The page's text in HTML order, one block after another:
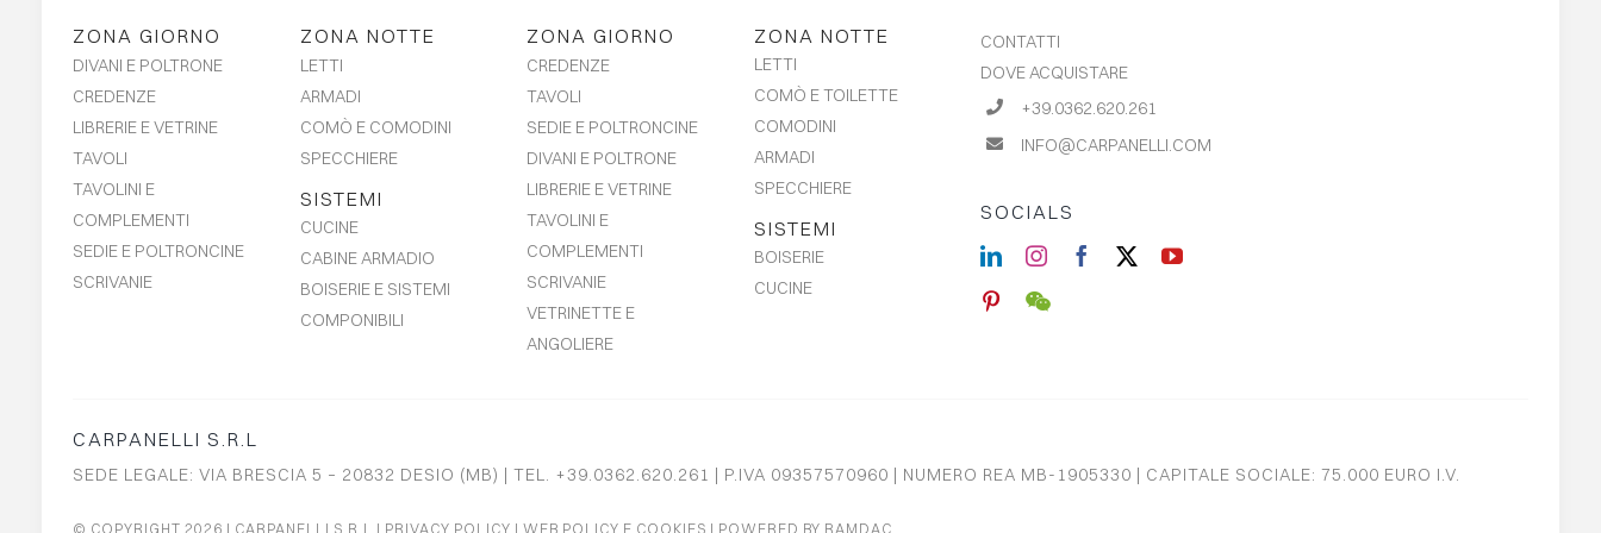
ZONA GIORNO
DIVANI E POLTRONE
CREDENZE
LIBRERIE E VETRINE
TAVOLI
TAVOLINI E
COMPLEMENTI
SEDIE E POLTRONCINE
SCRIVANIE
ZONA NOTTE
LETTI
ARMADI
COMÒ E COMODINI
SPECCHIERE
SISTEMI
CUCINE
CABINE ARMADIO
BOISERIE E SISTEMI
COMPONIBILI
ZONA GIORNO
CREDENZE
TAVOLI
SEDIE E POLTRONCINE
DIVANI E POLTRONE
LIBRERIE E VETRINE
TAVOLINI E
COMPLEMENTI
SCRIVANIE
VETRINETTE E
ANGOLIERE
ZONA NOTTE
LETTI
COMÒ E TOILETTE
COMODINI
ARMADI
SPECCHIERE
SISTEMI
BOISERIE
CUCINE
CONTATTI
DOVE ACQUISTARE
+39.0362.620.261
INFO@CARPANELLI.COM
SOCIALS
CARPANELLI S.R.L
SEDE LEGALE: VIA BRESCIA 5 – 20832 DESIO (MB) | TEL. +39.0362.620.261 | P.IVA 09357570960 | NUMERO REA MB-1905330 | CAPITALE SOCIALE: 75.000 EURO I.V.
© COPYRIGHT 2026 | CARPANELLI S.R.L | PRIVACY POLICY |WEB POLICY E COOKIES | POWERED BY RAMDAC